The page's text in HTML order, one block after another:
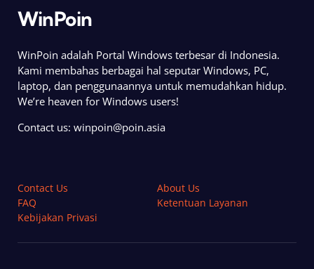
WinPoin
WinPoin adalah Portal Windows terbesar di Indonesia.
Kami membahas berbagai hal seputar Windows, PC,
laptop, dan penggunaannya untuk memudahkan hidup.
We’re heaven for Windows users!
Contact us: winpoin@poin.asia
Contact Us
About Us
FAQ
Ketentuan Layanan
Kebijakan Privasi